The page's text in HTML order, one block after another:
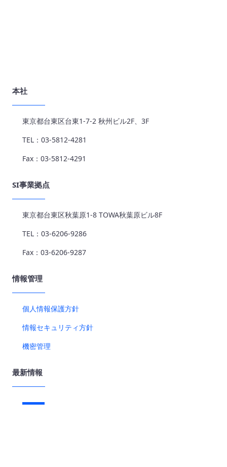
本社
東京都台東区台東1-7-2 秋州ビル2F、3F
TEL：03-5812-4281
Fax：03-5812-4291
SI事業拠点
東京都台東区秋葉原1-8 TOWA秋葉原ビル8F
TEL：03-6206-9286
Fax：03-6206-9287
情報管理
個人情報保護方針
情報セキュリティ方針
機密管理
最新情報